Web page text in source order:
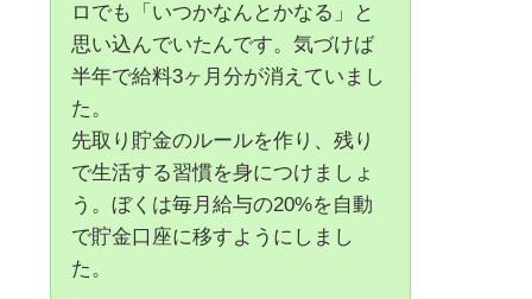
ロでも「いつかなんとかなる」と
思い込んでいたんです。気づけば
半年で給料3ヶ月分が消えていまし
た。
先取り貯金のルールを作り、残り
で生活する習慣を身につけましょ
う。ぼくは毎月給与の20%を自動
で貯金口座に移すようにしまし
た。